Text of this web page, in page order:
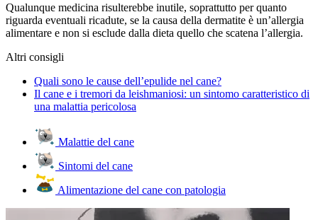
Qualunque medicina risulterebbe inutile, soprattutto per quanto
riguarda eventuali ricadute, se la causa della dermatite è un’allergia
alimentare e non si esclude dalla dieta quello che scatena l’allergia.
Altri consigli
Quali sono le cause dell’epulide nel cane?
Il cane e i tremori da leishmaniosi: un sintomo caratteristico di
una malattia pericolosa
Malattie del cane
Sintomi del cane
Alimentazione del cane con patologia